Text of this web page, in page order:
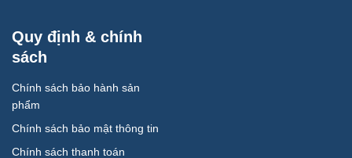
Quy định & chính
sách
Chính sách bảo hành sản
phẩm
Chính sách bảo mật thông tin
Chính sách thanh toán